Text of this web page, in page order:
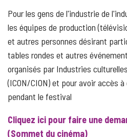
Pour les gens de l'industrie de
les équipes de production
et autres personnes désirant
tables rondes et autres
organisés par Industries
(ICON/CION) et pour avoir accès
pendant le festival
Cliquez ici pour faire une
(Sommet du cinéma)